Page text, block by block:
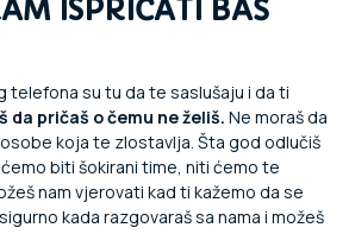
ISPRIČATI BAŠ
telefona su tu da te saslušaju i da ti
da pričaš o čemu ne želiš. Ne moraš da
koja te zlostavlja. Šta god odlučiš
biti šokirani time, niti ćemo te
nam vjerovati kad ti kažemo da se
kada razgovaraš sa nama i možeš